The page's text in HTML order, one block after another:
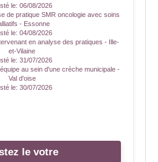
le: 06/08/2026
de pratique SMR oncologie avec soins
- Essonne
le: 04/08/2026
en analyse des pratiques - Ille-
et-Vilaine
le: 31/07/2026
au sein d'une crèche municipale -
Val d'oise
le: 30/07/2026
le votre